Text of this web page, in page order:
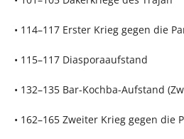
• 114–117 Erster Krieg gegen die
• 115–117 Diasporaaufstand
• 132–135 Bar-Kochba-Aufstand
• 162–165 Zweiter Krieg gegen die